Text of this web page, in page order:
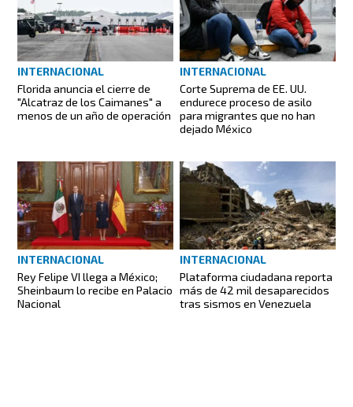
INTERNACIONAL
Florida anuncia el cierre de
"Alcatraz de los Caimanes" a
menos de un año de operación
INTERNACIONAL
Corte Suprema de EE. UU.
endurece proceso de asilo
para migrantes que no han
dejado México
INTERNACIONAL
Rey Felipe VI llega a México;
Sheinbaum lo recibe en Palacio
Nacional
INTERNACIONAL
Plataforma ciudadana reporta
más de 42 mil desaparecidos
tras sismos en Venezuela